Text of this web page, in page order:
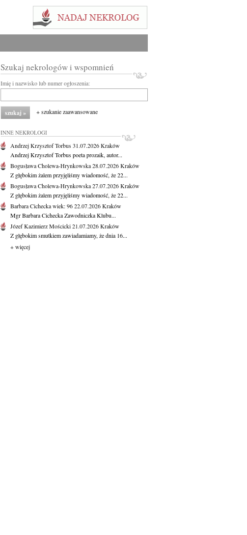
Szukaj nekrologów i wspomnień
Imię i nazwisko lub numer ogłoszenia:
+ szukanie zaawansowane
INNE NEKROLOGI
Andrzej Krzysztof Torbus31.07.2026Kraków
Andrzej Krzysztof Torbus poeta prozaik, autor...
Bogusława Cholewa-Hrynkowska28.07.2026Kraków
Z głębokim żalem przyjęliśmy wiadomość, że 22...
Bogusława Cholewa-Hrynkowska27.07.2026Kraków
Z głębokim żalem przyjęliśmy wiadomość, że 22...
Barbara Cicheckawiek: 9622.07.2026Kraków
Mgr Barbara Cichecka Zawodniczka Klubu...
Józef Kazimierz Mościcki21.07.2026Kraków
Z głębokim smutkiem zawiadamiamy, że dnia 16...
+ więcej